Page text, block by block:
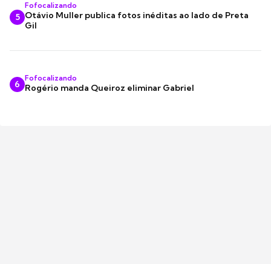
5
Fofocalizando
Otávio Muller publica fotos inéditas ao lado de Preta
Gil
6
Fofocalizando
Rogério manda Queiroz eliminar Gabriel